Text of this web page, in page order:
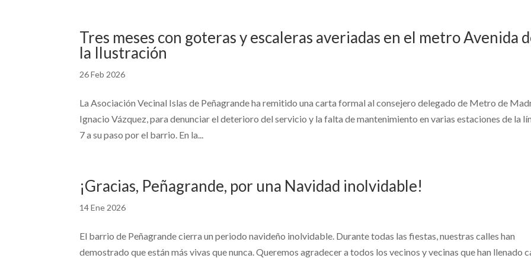
Tres meses con goteras y escaleras averiadas en el metro Avenida
la Ilustración
26 Feb 2026
La Asociación Vecinal Islas de Peñagrande ha remitido una carta formal al consejero delegado de Metro de
Ignacio Vázquez, para denunciar el deterioro del servicio y la falta de mantenimiento en varias estaciones de la
7 a su paso por el barrio. En la...
¡Gracias, Peñagrande, por una Navidad inolvidable!
14 Ene 2026
El barrio de Peñagrande cierra un periodo navideño inolvidable. Durante todas las fiestas, nuestras calles han
demostrado que están más vivas que nunca. Queremos agradecer a todos los vecinos y vecinas que han llenado